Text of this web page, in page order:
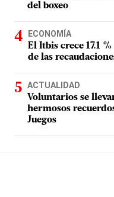
del boxeo
ECONOMÍA
El Itbis crece 17.1
de las
ACTUALIDAD
Voluntarios se
hermosos
Juegos